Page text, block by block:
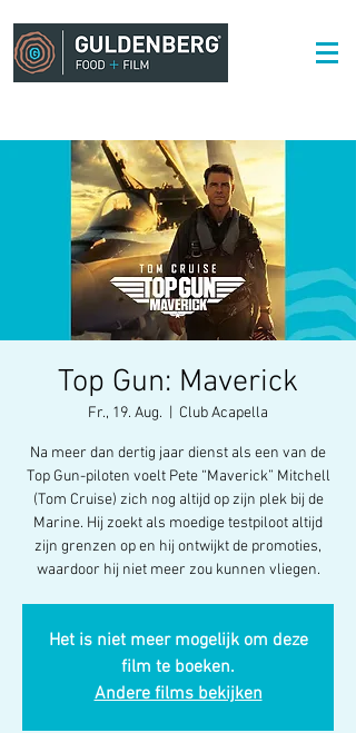
Top Gun: Maverick
Fr., 19. Aug. Club Acapella
Na meer dan dertig jaar dienst als een van de
Top Gun-piloten voelt Pete “Maverick” Mitchell
(Tom Cruise) zich nog altijd op zijn plek bij de
Marine. Hij zoekt als moedige testpiloot altijd
zijn grenzen op en hij ontwijkt de promoties,
waardoor hij niet meer zou kunnen vliegen.
Het is niet meer mogelijk om deze
film te boeken.
Andere films bekijken